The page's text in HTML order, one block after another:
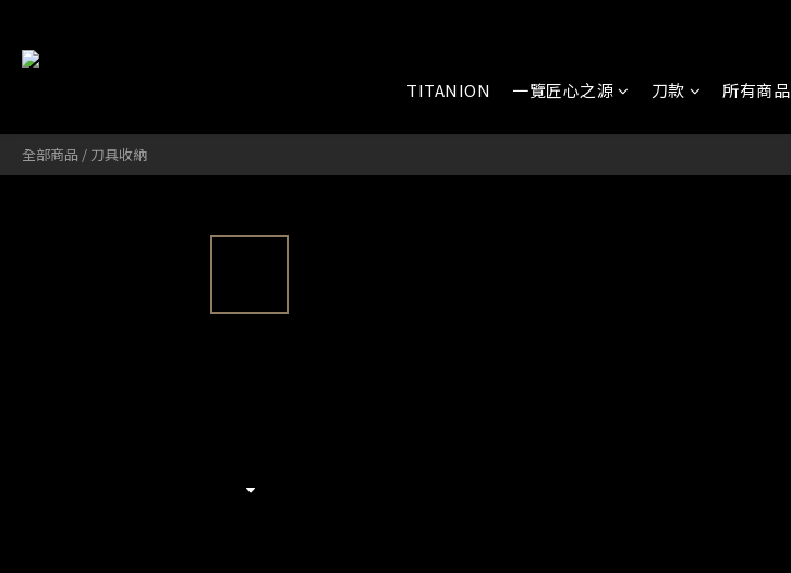
TITANION 一覽匠心之源 刀款 所有商品
全部商品 / 刀具收納